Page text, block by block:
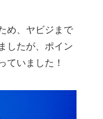
め、ヤビジまで
したが、ポイン
ていました！